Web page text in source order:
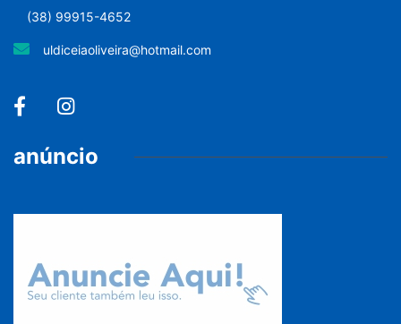
(38) 99915-4652
uldiceiaoliveira@hotmail.com
anúncio